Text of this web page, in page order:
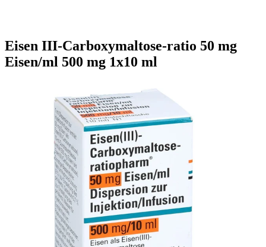
Eisen III-Carboxymaltose-ratio 50 mg
Eisen/ml 500 mg 1x10 ml